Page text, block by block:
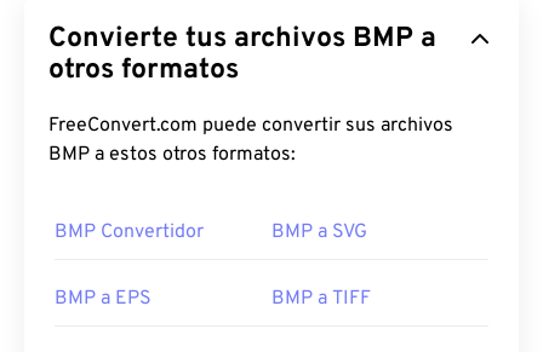
Convierte tus archivos BMP a
otros formatos
FreeConvert.com puede convertir sus archivos
BMP a estos otros formatos:
BMP Convertidor BMP a SVG
BMP a EPS BMP a TIFF